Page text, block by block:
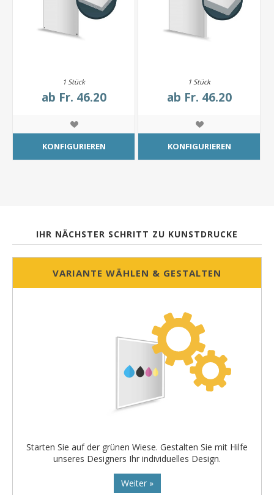
1 Stück
ab Fr. 46.20
KONFIGURIEREN
1 Stück
ab Fr. 46.20
KONFIGURIEREN
IHR NÄCHSTER SCHRITT ZU KUNSTDRUCKE
VARIANTE WÄHLEN & GESTALTEN
Starten Sie auf der grünen Wiese. Gestalten Sie mit Hilfe
unseres Designers Ihr individuelles Design.
Weiter »